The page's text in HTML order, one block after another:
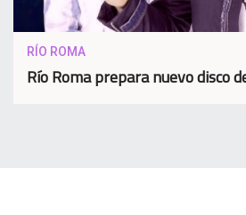
RÍO ROMA
Río Roma prepara nuevo disco